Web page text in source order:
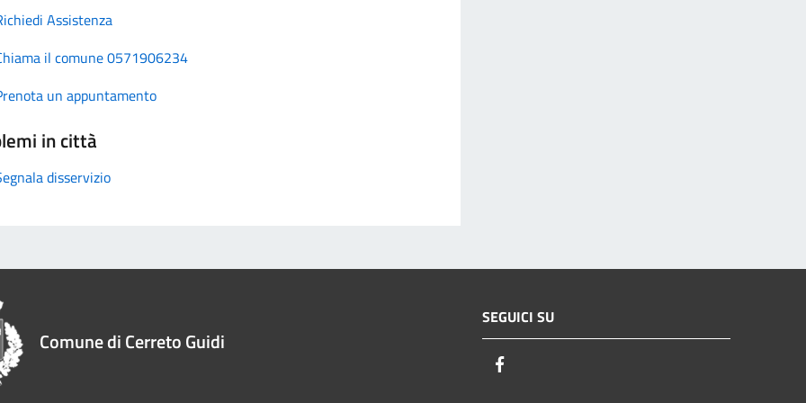
Assistenza
il comune 0571906234
un appuntamento
in città
disservizio
Comune di Cerreto Guidi
SEGUICI SU